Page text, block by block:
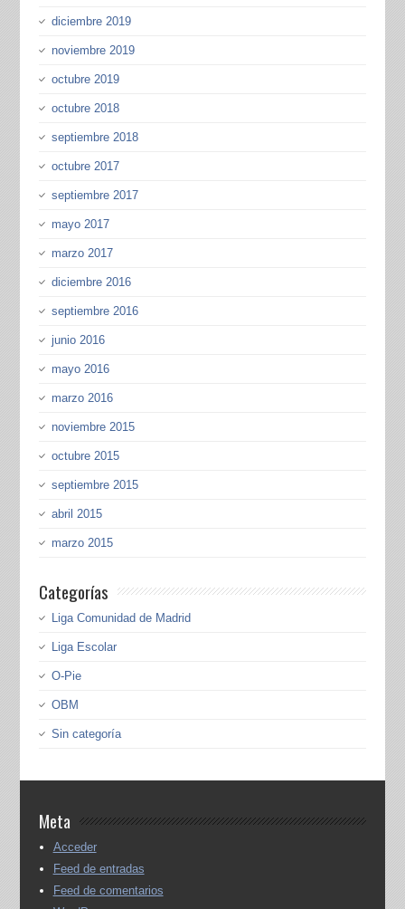
diciembre 2019
noviembre 2019
octubre 2019
octubre 2018
septiembre 2018
octubre 2017
septiembre 2017
mayo 2017
marzo 2017
diciembre 2016
septiembre 2016
junio 2016
mayo 2016
marzo 2016
noviembre 2015
octubre 2015
septiembre 2015
abril 2015
marzo 2015
Categorías
Liga Comunidad de Madrid
Liga Escolar
O-Pie
OBM
Sin categoría
Meta
Acceder
Feed de entradas
Feed de comentarios